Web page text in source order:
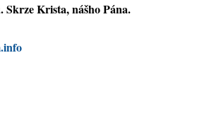
Skrze Krista, nášho Pána.